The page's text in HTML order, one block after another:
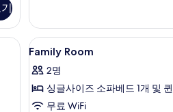
기
자
세
히
기
실 내 금고, 책상, 무료 WiFi, 각각 다르게 가
Family
Room
사
진
11
Family Room
2명
싱글사이즈 소파베드 1개 및
무료 WiFi